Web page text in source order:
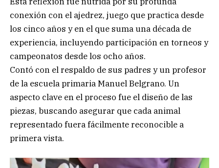
conexión con el ajedrez, juego que practica desde
los cinco años y en el que suma una década de
experiencia, incluyendo participación en torneos y
campeonatos desde los ocho años.
Contó con el respaldo de sus padres y un profesor
de la escuela primaria Manuel Belgrano. Un
aspecto clave en el proceso fue el diseño de las
piezas, buscando asegurar que cada animal
representado fuera fácilmente reconocible a
primera vista.